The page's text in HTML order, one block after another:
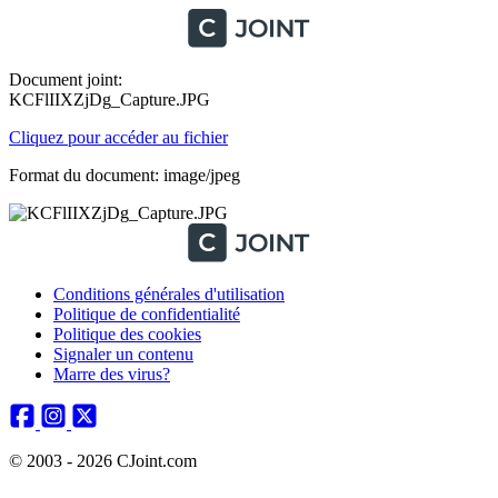
Document joint:
KCFlIIXZjDg_Capture.JPG
Cliquez pour accéder au fichier
Format du document: image/jpeg
Conditions générales d'utilisation
Politique de confidentialité
Politique des cookies
Signaler un contenu
Marre des virus?
© 2003 - 2026 CJoint.com